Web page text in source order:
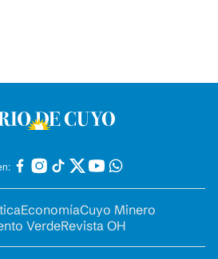
EconomíaCuyo Minero
VerdeRevista OH